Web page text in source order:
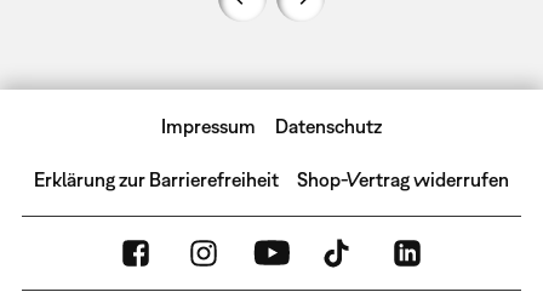
Impressum Datenschutz
Erklärung zur Barrierefreiheit Shop-Vertrag widerrufen